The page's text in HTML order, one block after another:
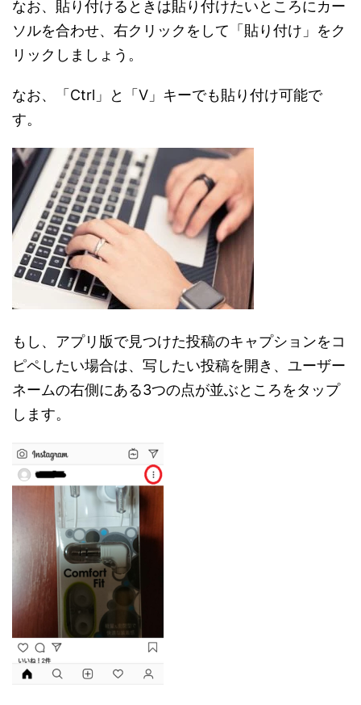
なお、貼り付けるときは貼り付けたいところにカー
ソルを合わせ、右クリックをして「貼り付け」をク
リックしましょう。
なお、「Ctrl」と「V」キーでも貼り付け可能で
す。
もし、アプリ版で見つけた投稿のキャプションをコ
ピペしたい場合は、写したい投稿を開き、ユーザー
ネームの右側にある3つの点が並ぶところをタップ
します。